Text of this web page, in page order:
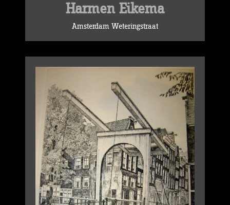
Harmen Eikema
Amsterdam Weteringstraat